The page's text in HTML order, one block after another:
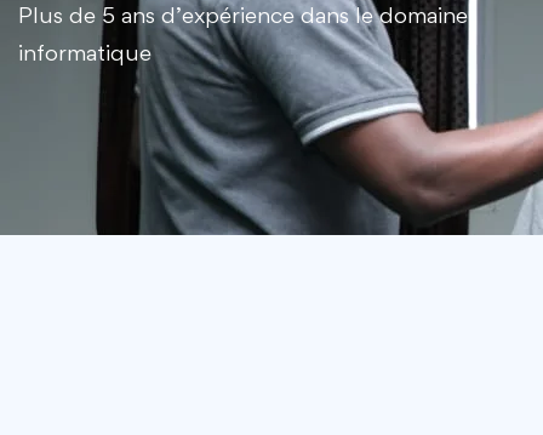
Plus de 5 ans d’expérience dans le domaine
informatique